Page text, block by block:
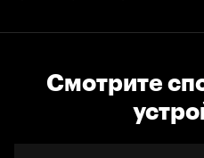
Смотрите